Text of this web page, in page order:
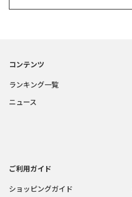
コンテンツ
ランキング一覧
ニュース
ご利用ガイド
ショッピングガイド